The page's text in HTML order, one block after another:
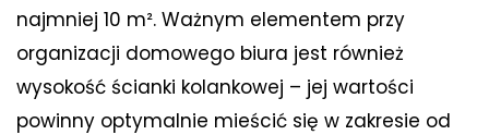
najmniej 10 m². Ważnym elementem przy
organizacji domowego biura jest również
wysokość ścianki kolankowej – jej wartości
powinny optymalnie mieścić się w zakresie od